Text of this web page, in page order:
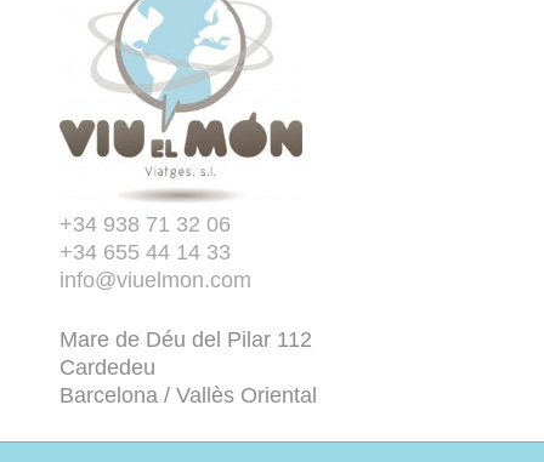
+34 938 71 32 06
+34 655 44 14 33
info@viuelmon.com
Mare de Déu del Pilar 112
Cardedeu
Barcelona / Vallès Oriental